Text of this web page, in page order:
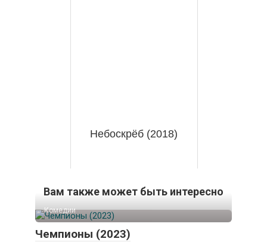
Небоскрёб (2018)
Вам также может быть интересно
Комедии
Чемпионы (2023)